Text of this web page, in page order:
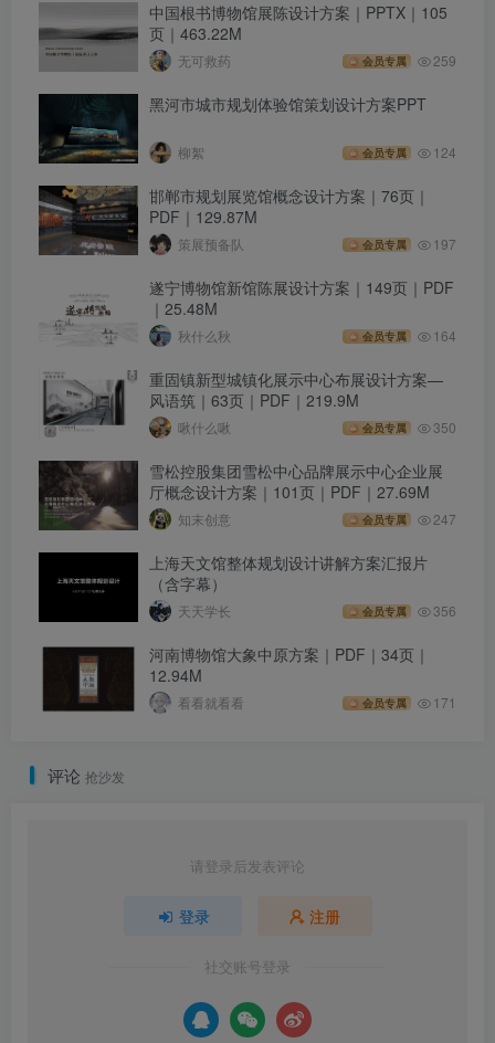
中国根书博物馆展陈设计方案｜PPTX｜105
页｜463.22M
无可救药 会员专属 259
黑河市城市规划体验馆策划设计方案PPT
柳絮 会员专属 124
邯郸市规划展览馆概念设计方案｜76页｜
PDF｜129.87M
策展预备队 会员专属 197
遂宁博物馆新馆陈展设计方案｜149页｜PDF
｜25.48M
秋什么秋 会员专属 164
重固镇新型城镇化展示中心布展设计方案—
风语筑｜63页｜PDF｜219.9M
啾什么啾 会员专属 350
雪松控股集团雪松中心品牌展示中心企业展
厅概念设计方案｜101页｜PDF｜27.69M
知末创意 会员专属 247
上海天文馆整体规划设计讲解方案汇报片
（含字幕）
天天学长 会员专属 356
河南博物馆大象中原方案｜PDF｜34页｜
12.94M
看看就看看 会员专属 171
评论 抢沙发
请登录后发表评论
登录 注册
社交账号登录